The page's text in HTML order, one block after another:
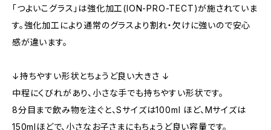
「つよいこグラス」は強化加工(ION-PRO-TECT)が施されていま
す。強化加工により通常のグラスより割れ・欠けに強いので安心
感が違います。
↓持ちやすい形状とちょうど良い大きさ ↓
中程にくびれがあり、小さな手でも持ちやすい形状です。
8分目まで飲み物を注ぐと、Sサイズは100ml ほど、Mサイズは
150mlほどで、小さなお子さまにもちょうど良い容量です。